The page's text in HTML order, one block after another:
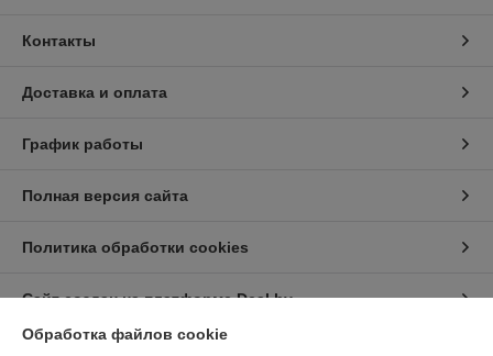
Контакты
Доставка и оплата
График работы
Полная версия сайта
Политика обработки cookies
Сайт создан на платформе Deal.by
Обработка файлов cookie